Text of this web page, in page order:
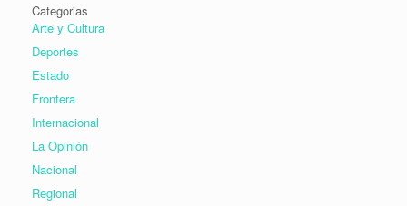
Categorias
Arte y Cultura
Deportes
Estado
Frontera
Internacional
La Opinión
Nacional
Regional